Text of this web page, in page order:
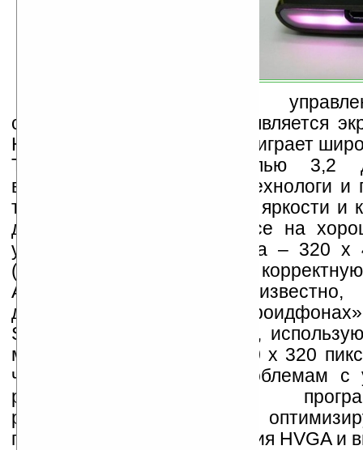
Основным элементом
современного смартфона является
Highscreen Cosmo его роль играет
TFT-матрица с диагональю 3,2
выполнена по емкостной технологи и
технологию «мультитач». К яркости и
дисплея замечаний нет, все на
уровне. Разрешение экрана – 320 х
(HVGA), оно обеспечивает
Android-приложений. Как известно,
других бюджетных
Samsung I5500 и МТС 916,
меньшим разрешением 240 х 320
что может привести к проблемам с
работой определенных
разработчики, как правило,
прежде всего для разрешения HVGA и